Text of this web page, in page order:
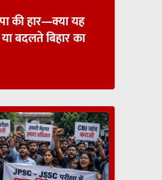
की हार—क्या यह
बदलते बिहार का